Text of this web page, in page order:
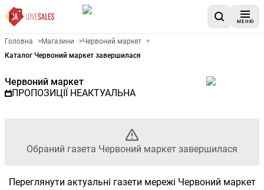
МЕНЮ
Рекламна газета Червоний
Головна >Магазини >Червоний маркет >
Каталог Червоний маркет завершилася
Червоний маркет
ПРОПОЗИЦІЇ НЕАКТУАЛЬНА
Обраний газета Червоний маркет завершилася
Переглянути актуальні газети мережі Червоний маркет